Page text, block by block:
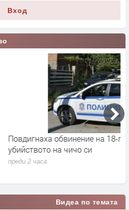
Вход
на 18-годишния за
Видеа по темата